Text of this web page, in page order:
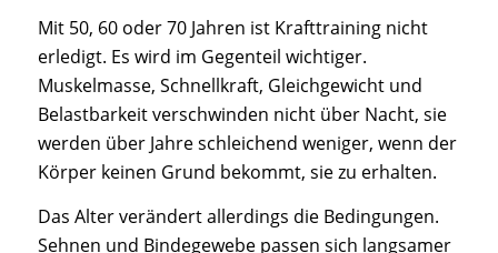
Mit 50, 60 oder 70 Jahren ist Krafttraining nicht
erledigt. Es wird im Gegenteil wichtiger.
Muskelmasse, Schnellkraft, Gleichgewicht und
Belastbarkeit verschwinden nicht über Nacht, sie
werden über Jahre schleichend weniger, wenn der
Körper keinen Grund bekommt, sie zu erhalten.
Das Alter verändert allerdings die Bedingungen.
Sehnen und Bindegewebe passen sich langsamer